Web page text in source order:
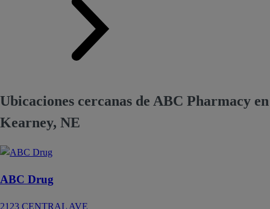
Ubicaciones cercanas de ABC Pharmacy en
Kearney, NE
ABC Drug
2123 CENTRAL AVE